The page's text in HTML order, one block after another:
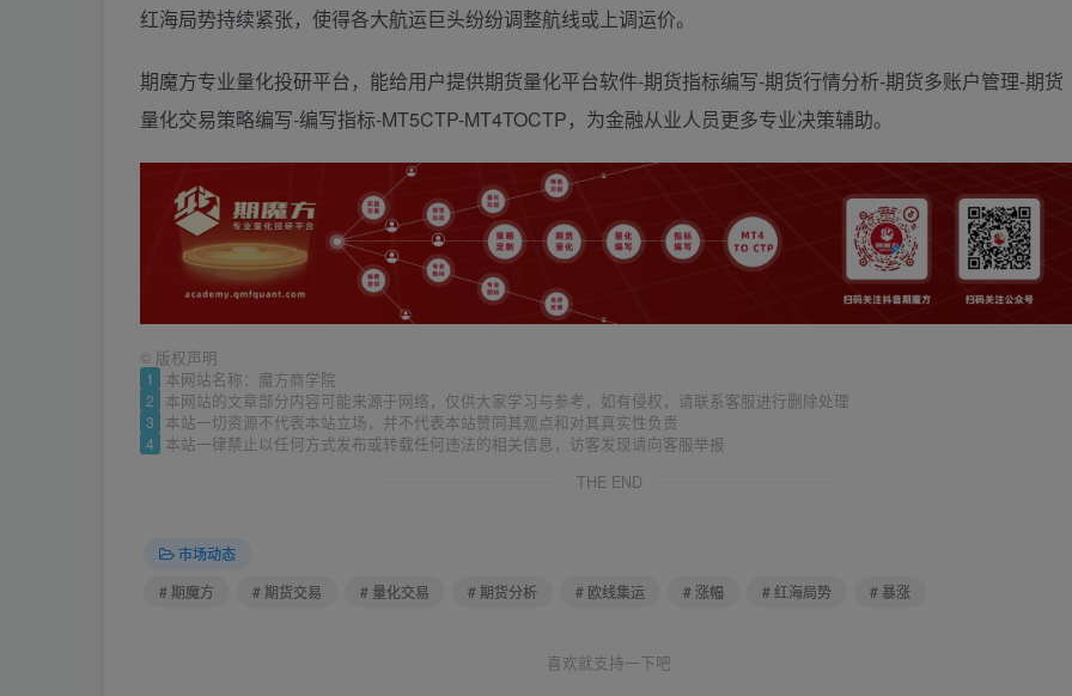
红海局势持续紧张，使得各大航运巨头纷纷调整航线或上调运价。
期魔方专业量化投研平台，能给用户提供期货量化平台软件-期货指标编写-期货行情分析-期货多账户管理-期货
量化交易策略编写-编写指标-MT5CTP-MT4TOCTP，为金融从业人员更多专业决策辅助。
© 版权声明
1 本网站名称：魔方商学院
2 本网站的文章部分内容可能来源于网络，仅供大家学习与参考，如有侵权，请联系客服进行删除处理
3 本站一切资源不代表本站立场，并不代表本站赞同其观点和对其真实性负责
4
本站一律禁止以任何方式发布或转载任何违法的相关信息，访客发现请向客服举报
THE END
市场动态
# 期魔方
# 期货交易 # 量化交易 # 期货分析 # 欧线集运 # 涨幅 # 红海局势 # 暴涨
喜欢就支持一下吧